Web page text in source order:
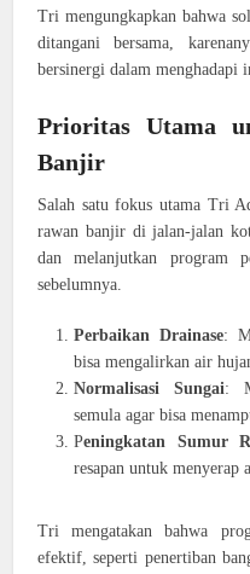
Tri mengungkapkan bahwa
ditangani bersama,
bersinergi dalam menghadapi
Prioritas Utama
Banjir
Salah satu fokus utama Tri
rawan banjir di jalan-jalan
dan melanjutkan program
sebelumnya.
Perbaikan Drainase:
bisa mengalirkan air
Normalisasi Sungai:
semula agar bisa
Peningkatan Sumur
resapan untuk menyerap
Tri mengatakan bahwa
efektif, seperti penertiban